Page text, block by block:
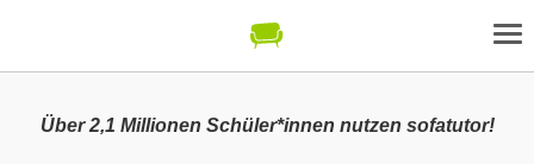
Über 2,1 Millionen Schüler*innen nutzen sofatutor!